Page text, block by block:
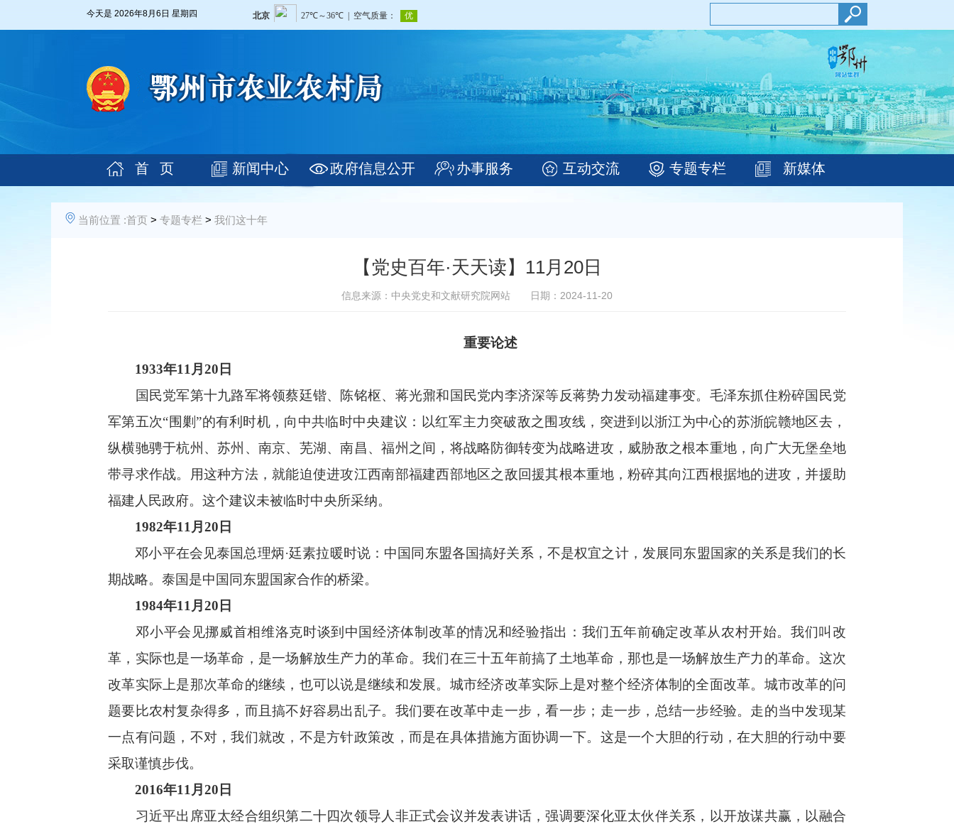
今天是 2026年8月6日 星期四
首 页 新闻中心 政府信息公开 办事服务 互动交流 专题专栏 新媒体
当前位置 :首页 > 专题专栏 > 我们这十年
【党史百年·天天读】11月20日
信息来源：中央党史和文献研究院网站 日期：2024-11-20
重要论述
1933年11月20日
国民党军第十九路军将领蔡廷锴、陈铭枢、蒋光鼐和国民党内李济深等反蒋势力发动福建事变。毛泽东抓住粉碎国民党
军第五次“围剿”的有利时机，向中共临时中央建议：以红军主力突破敌之围攻线，突进到以浙江为中心的苏浙皖赣地区去，
纵横驰骋于杭州、苏州、南京、芜湖、南昌、福州之间，将战略防御转变为战略进攻，威胁敌之根本重地，向广大无堡垒地
带寻求作战。用这种方法，就能迫使进攻江西南部福建西部地区之敌回援其根本重地，粉碎其向江西根据地的进攻，并援助
福建人民政府。这个建议未被临时中央所采纳。
1982年11月20日
邓小平在会见泰国总理炳·廷素拉暖时说：中国同东盟各国搞好关系，不是权宜之计，发展同东盟国家的关系是我们的长
期战略。泰国是中国同东盟国家合作的桥梁。
1984年11月20日
邓小平会见挪威首相维洛克时谈到中国经济体制改革的情况和经验指出：我们五年前确定改革从农村开始。我们叫改
革，实际也是一场革命，是一场解放生产力的革命。我们在三十五年前搞了土地革命，那也是一场解放生产力的革命。这次
改革实际上是那次革命的继续，也可以说是继续和发展。城市经济改革实际上是对整个经济体制的全面改革。城市改革的问
题要比农村复杂得多，而且搞不好容易出乱子。我们要在改革中走一步，看一步；走一步，总结一步经验。走的当中发现某
一点有问题，不对，我们就改，不是方针政策改，而是在具体措施方面协调一下。这是一个大胆的行动，在大胆的行动中要
采取谨慎步伐。
2016年11月20日
习近平出席亚太经合组织第二十四次领导人非正式会议并发表讲话，强调要深化亚太伙伴关系，以开放谋共赢，以融合